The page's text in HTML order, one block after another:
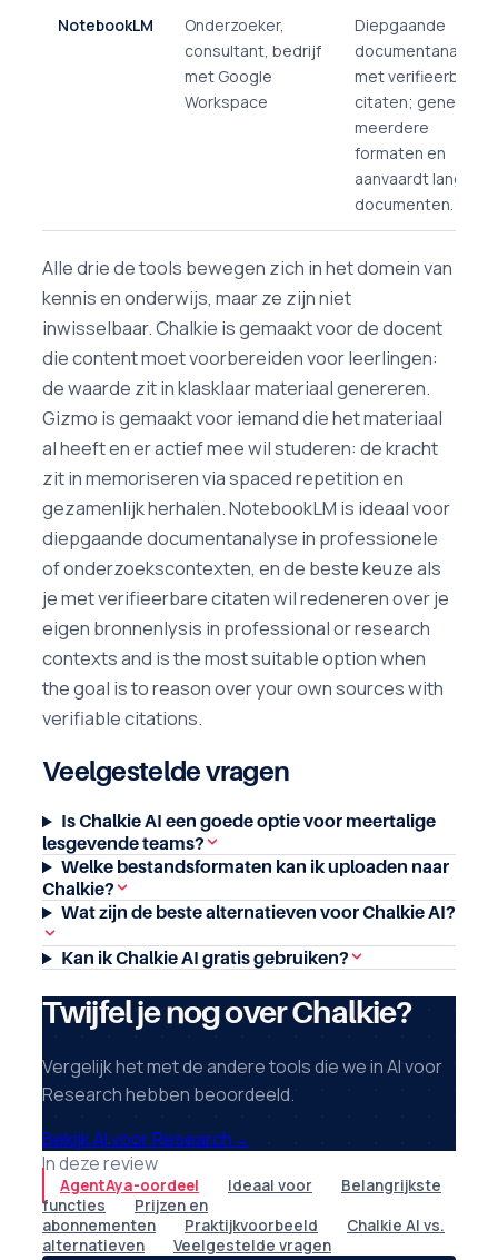
NotebookLM
Onderzoeker,
consultant, bedrijf
met Google
Workspace
Diepgaande
documentanalyse
met verifieerbare
citaten; genereert
meerdere
formaten en
aanvaardt lange
documenten.
Alle drie de tools bewegen zich in het domein van
kennis en onderwijs, maar ze zijn niet
inwisselbaar. Chalkie is gemaakt voor de docent
die content moet voorbereiden voor leerlingen:
de waarde zit in klasklaar materiaal genereren.
Gizmo is gemaakt voor iemand die het materiaal
al heeft en er actief mee wil studeren: de kracht
zit in memoriseren via spaced repetition en
gezamenlijk herhalen. NotebookLM is ideaal voor
diepgaande documentanalyse in professionele
of onderzoekscontexten, en de beste keuze als
je met verifieerbare citaten wil redeneren over je
eigen bronnenlysis in professional or research
contexts and is the most suitable option when
the goal is to reason over your own sources with
verifiable citations.
Veelgestelde vragen
Is Chalkie AI een goede optie voor meertalige
lesgevende teams?
Welke bestandsformaten kan ik uploaden naar
Chalkie?
Wat zijn de beste alternatieven voor Chalkie AI?
Kan ik Chalkie AI gratis gebruiken?
Twijfel je nog over Chalkie?
Vergelijk het met de andere tools die we in AI voor
Research hebben beoordeeld.
Bekijk AI voor Research→
In deze review
AgentAya-oordeel Ideaal voor
Belangrijkste
functies
Prijzen en
abonnementen
Praktijkvoorbeeld
Chalkie AI vs.
alternatieven
Veelgestelde vragen